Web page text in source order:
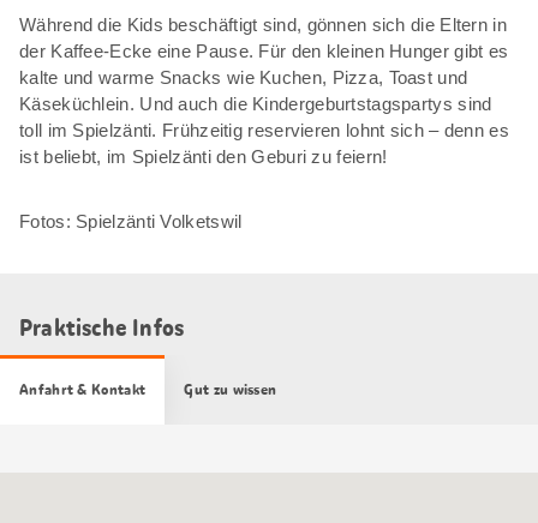
Während die Kids beschäftigt sind, gönnen sich die Eltern in
der Kaffee-Ecke eine Pause. Für den kleinen Hunger gibt es
kalte und warme Snacks wie Kuchen, Pizza, Toast und
Käseküchlein. Und auch die Kindergeburtstagspartys sind
toll im Spielzänti. Frühzeitig reservieren lohnt sich – denn es
ist beliebt, im Spielzänti den Geburi zu feiern!
Fotos: Spielzänti Volketswil
Praktische Infos
Anfahrt & Kontakt Gut zu wissen